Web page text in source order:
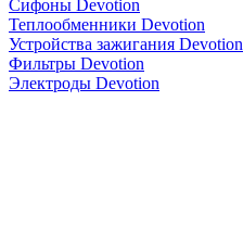
Сифоны Devotion
Теплообменники Devotion
Устройства зажигания Devotion
Фильтры Devotion
Электроды Devotion